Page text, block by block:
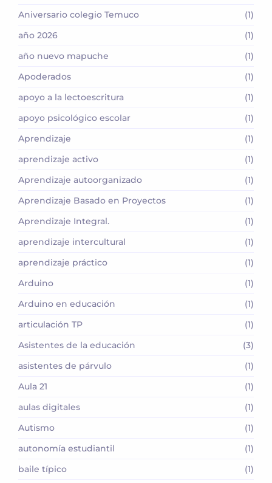
Aniversario colegio Temuco
(1)
año 2026
(1)
año nuevo mapuche
(1)
Apoderados
(1)
apoyo a la lectoescritura
(1)
apoyo psicológico escolar
(1)
Aprendizaje
(1)
aprendizaje activo
(1)
Aprendizaje autoorganizado
(1)
Aprendizaje Basado en Proyectos
(1)
Aprendizaje Integral.
(1)
aprendizaje intercultural
(1)
aprendizaje práctico
(1)
Arduino
(1)
Arduino en educación
(1)
articulación TP
(1)
Asistentes de la educación
(3)
asistentes de párvulo
(1)
Aula 21
(1)
aulas digitales
(1)
Autismo
(1)
autonomía estudiantil
(1)
baile típico
(1)